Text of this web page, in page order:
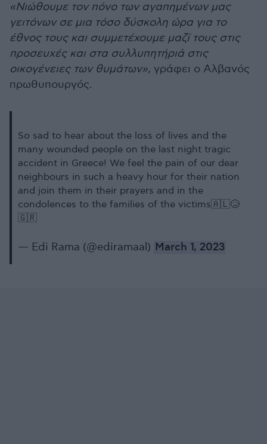
«Νιώθουμε τον πόνο των αγαπημένων μας
γειτόνων σε μια τόσο δύσκολη ώρα για το
έθνος τους και συμμετέχουμε μαζί τους στις
προσευχές και στα συλλυπητήριά στις
οικογένειες των θυμάτων», γράφει ο Αλβανός
πρωθυπουργός.
So sad to hear about the loss of lives and the
many wounded people on the last night tragic
accident in Greece! We feel the pain of our dear
neighbours in such a heavy hour for their nation
and join them in their prayers and in the
condolences to the families of the victims🇦🇱😥
🇬🇷
— Edi Rama (@ediramaal) March 1, 2023